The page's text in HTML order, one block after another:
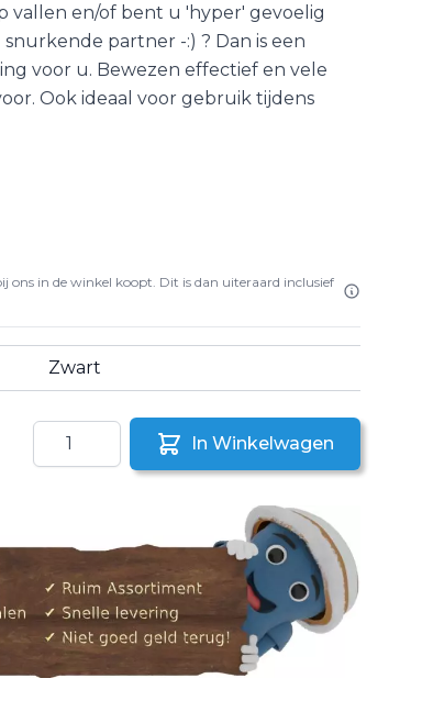
vallen en/of bent u 'hyper' gevoelig
partner -:) ? Dan is een
voor u. Bewezen effectief en vele
Ook ideaal voor gebruik tijdens
ons in de winkel koopt. Dit is dan uiteraard inclusief
Zwart
Aantal
In Winkelwagen